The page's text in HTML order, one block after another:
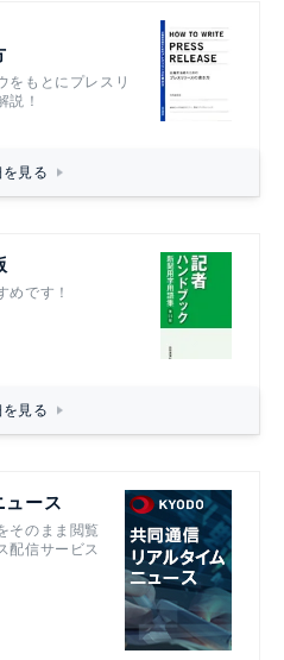
をもとにプレスリ
説！
見る
めです！
見る
ュース
そのまま閲覧
配信サービス